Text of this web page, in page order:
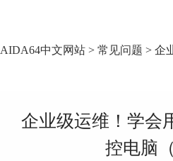
AIDA64中文网站 > 常见问题 > 企
企业级运维！学会
控电脑